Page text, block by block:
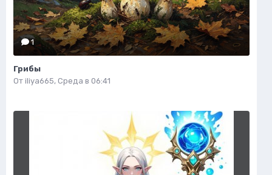
1
Грибы
От iliya665, Среда в 06:41